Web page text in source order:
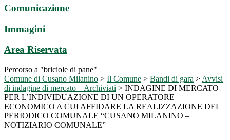
Comunicazione
Immagini
Area Riservata
Percorso a "briciole di pane"
Comune di Cusano Milanino > Il Comune > Bandi di gara > Avvisi
di indagine di mercato – Archiviati > INDAGINE DI MERCATO
PER L’INDIVIDUAZIONE DI UN OPERATORE
ECONOMICO A CUI AFFIDARE LA REALIZZAZIONE DEL
PERIODICO COMUNALE “CUSANO MILANINO –
NOTIZIARIO COMUNALE”